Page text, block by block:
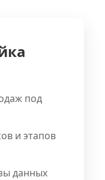
под
и этапов
данных